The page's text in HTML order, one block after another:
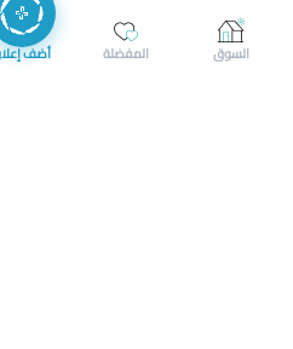
إرسال رسالة
أضف المفضلة السوق